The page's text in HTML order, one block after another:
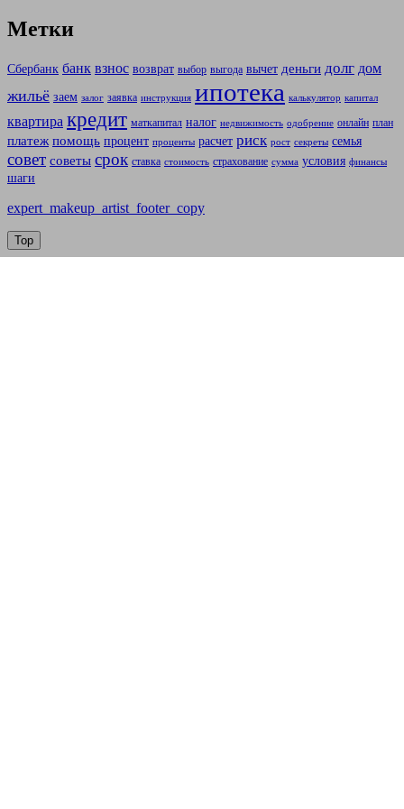
Метки
Сбербанк банк взнос возврат выбор выгода вычет деньги долг дом
жильё заем залог заявка инструкция ипотека калькулятор капитал
квартира кредит маткапитал налог недвижимость одобрение онлайн план
платеж помощь процент проценты расчет риск рост секреты семья
совет советы срок ставка стоимость страхование сумма условия финансы
шаги
expert_makeup_artist_footer_copy
Top